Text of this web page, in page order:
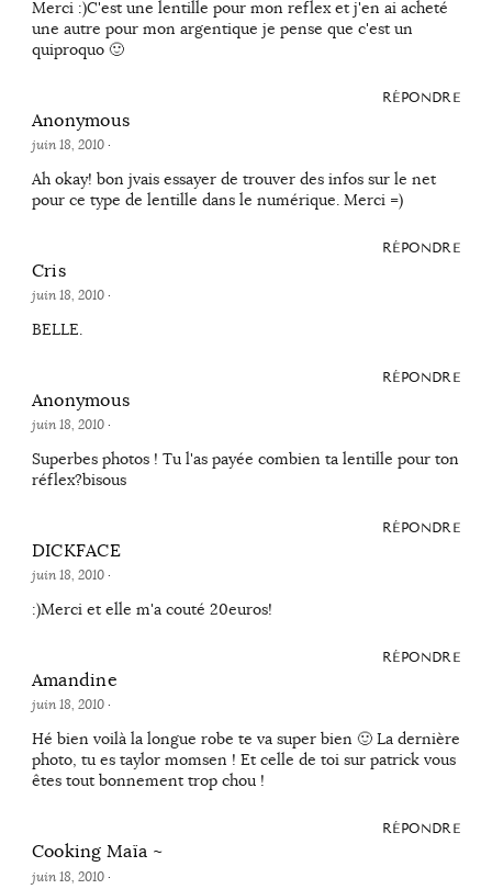
Merci :)C'est une lentille pour mon reflex et j'en ai acheté
une autre pour mon argentique je pense que c'est un
quiproquo 🙂
RÉPONDRE
Anonymous
juin 18, 2010·
Ah okay! bon jvais essayer de trouver des infos sur le net
pour ce type de lentille dans le numérique. Merci =)
RÉPONDRE
Cris
juin 18, 2010·
BELLE.
RÉPONDRE
Anonymous
juin 18, 2010·
Superbes photos ! Tu l'as payée combien ta lentille pour ton
réflex?bisous
RÉPONDRE
DICKFACE
juin 18, 2010·
:)Merci et elle m'a couté 20euros!
RÉPONDRE
Amandine
juin 18, 2010·
Hé bien voilà la longue robe te va super bien 🙂 La dernière
photo, tu es taylor momsen ! Et celle de toi sur patrick vous
êtes tout bonnement trop chou !
RÉPONDRE
Cooking Maïa ~
juin 18, 2010·